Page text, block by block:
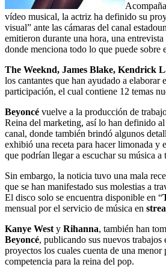
vídeo musical, la actriz ha definido su
visual” ante las cámaras del canal
emitieron durante una hora, una
donde menciona todo lo que puede sobre
The Weeknd, James Blake, Kendrick
los cantantes que han ayudado a elaborar
participación, el cual contiene 12 temas
Beyoncé vuelve a la producción de
Reina del marketing, así lo han definido
canal, donde también brindó algunos
exhibió una receta para hacer limonada y
que podrían llegar a escuchar su música a
Sin embargo, la noticia tuvo una mala
que se han manifestado sus molestias a
El disco solo se encuentra disponible en “
mensual por el servicio de música en
Kanye West y Rihanna, también han
Beyoncé, publicando sus nuevos trabajos
proyectos los cuales cuenta de una
competencia para la reina del pop.